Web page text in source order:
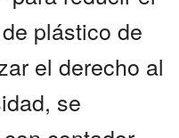
plástico de
el derecho al
se